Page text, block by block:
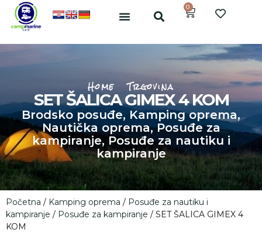
0
Home Trgovina
SET ŠALICA GIMEX 4 KOM
Brodsko posuđe, Kamping oprema,
Nautička oprema,Posuđe za
kampiranje, Posuđe za nautiku i
kampiranje
Početna / Kamping oprema / Posuđe za nautiku i
kampiranje / Posuđe za kampiranje / SET ŠALICA GIMEX 4
KOM